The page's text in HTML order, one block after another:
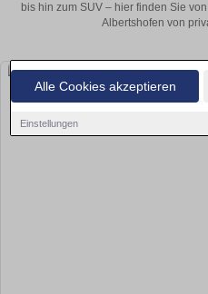
Alle Cookies akzeptieren
Einstellungen
bis hin zum SUV – hier finden Sie
Albertshofen von